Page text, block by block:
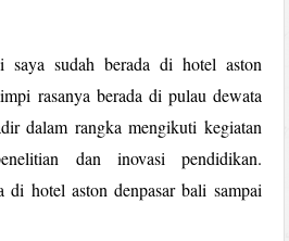
saya sudah berada di hotel aston
rasanya berada di pulau dewata
dalam rangka mengikuti kegiatan
dan inovasi pendidikan.
di hotel aston denpasar bali sampai